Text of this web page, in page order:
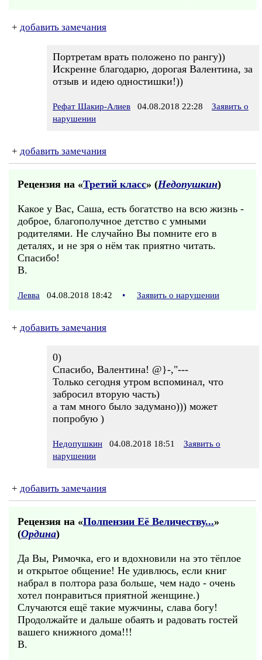
+ добавить замечания
Портретам врать положено по рангу))
Искренне благодарю, дорогая Валентина, за
отзыв и идею одностишки!))
Рефат Шакир-Алиев 04.08.2018 22:28
Заявить о
нарушении
+ добавить замечания
Рецензия на «Третий класс» (Недопушкин)
Какое у Вас, Саша, есть богатство на всю жизнь -
доброе, благополучное детство с умными
родителями. Не случайно Вы помните его в
деталях, и не зря о нём так приятно читать.
Спасибо!
В.
Левва 04.08.2018 18:42 • Заявить о нарушении
+ добавить замечания
0)
Спасибо, Валентина! @}-,"---
Только сегодня утром вспоминал, что
забросил вторую часть)
а там много было задумано))) может
попробую )
Недопушкин 04.08.2018 18:51
Заявить о
нарушении
+ добавить замечания
Рецензия на «Полпензии Её Величеству...»
(Ордина)
Да Вы, Римочка, его и вдохновили на это тёплое
и открытое общение! Не удивлюсь, если книг
набрал в полтора раза больше, чем надо - очень
хотел понравиться приятной женщине.)
Случаются ещё такие мужчины, слава богу!
Продолжайте и дальше обаять и радовать гостей
вашего книжного дома!!!
В.